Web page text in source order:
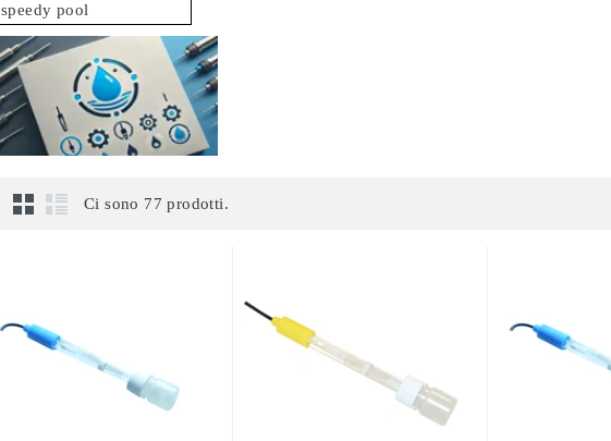
speedy pool
Ci sono 77 prodotti.